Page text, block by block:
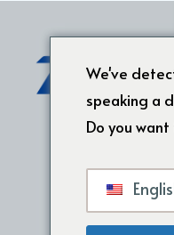
We've
speaking a
Do you